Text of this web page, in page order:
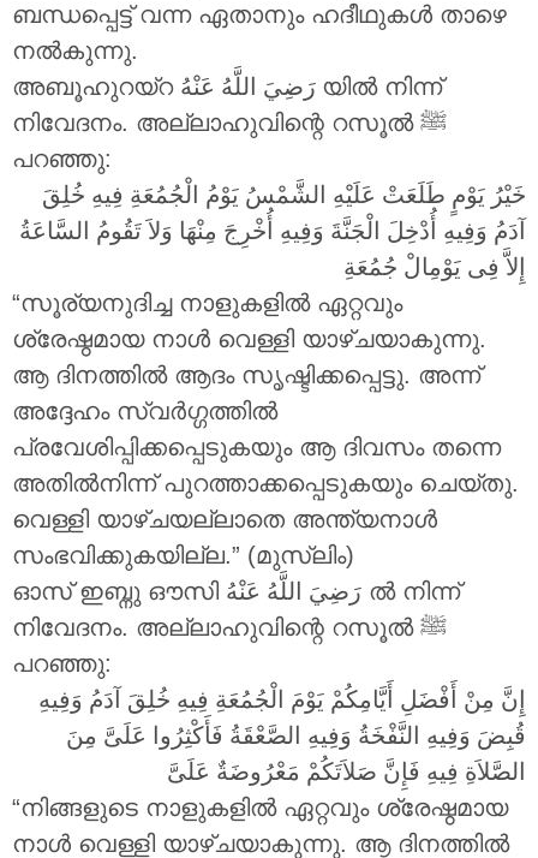
ബന്ധപ്പെട്ട് വന്ന ഏതാനും ഹദീഥുകൾ താഴെ
നൽകുന്നു.
അബൂഹുറയ്റ
യിൽ നിന്ന്
നിവേദനം. അല്ലാഹുവിന്റെ റസൂൽ ‎ﷺ
പറഞ്ഞു:
خَيْرُ يَوْمٍ طَلَعَتْ عَلَيْهِ الشَّمْسُ يَوْمُ الْجُمُعَةِ فِيهِ خُلِقَ
آدَمُ وَفِيهِ أُدْخِلَ الْجَنَّةَ وَفِيهِ أُخْرِجَ مِنْهَا وَلاَ تَقُومُ السَّاعَةُ
إِلاَّ فِى يَوْمِالْ جُمُعَةِ
“സൂര്യനുദിച്ച നാളുകളിൽ ഏറ്റവും
ശ്രേഷ്ഠമായ നാൾ വെള്ളി യാഴ്ചയാകുന്നു.
ആ ദിനത്തിൽ ആദം സൃഷ്ടിക്കപ്പെട്ടു. അന്ന്
അദ്ദേഹം സ്വർഗ്ഗത്തിൽ
പ്രവേശിപ്പിക്കപ്പെടുകയും ആ ദിവസം തന്നെ
അതിൽനിന്ന് പുറത്താക്കപ്പെടുകയും ചെയ്തു.
വെള്ളി യാഴ്ചയല്ലാതെ അന്ത്യനാൾ
സംഭവിക്കുകയില്ല.” (മുസ്ലിം)
ഓസ് ഇബ്നു ഔസി رَضِيَ اللَّهُ عَنْهُ ൽ നിന്ന്
നിവേദനം. അല്ലാഹുവിന്റെ റസൂൽ ‎ﷺ
പറഞ്ഞു:
إِنَّ مِنْ أَفْضَلِ أَيَّامِكُمْ يَوْمَ الْجُمُعَةِ فِيهِ خُلِقَ آدَمُ وَفِيهِ
قُبِضَ وَفِيهِ النَّفْخَةُ وَفِيهِ الصَّعْقَةُ فَأَكْثِرُوا عَلَىَّ مِنَ
الصَّلاَةِ فِيهِ فَإِنَّ صَلاَتَكُمْ مَعْرُوضَةٌ عَلَىَّ
“നിങ്ങളുടെ നാളുകളിൽ ഏറ്റവും ശ്രേഷ്ഠമായ
നാൾ വെള്ളി യാഴ്ചയാകുന്നു. ആ ദിനത്തിൽ